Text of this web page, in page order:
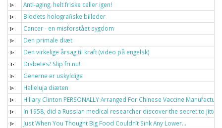
Anti-aging, helt friske celler igen!
Blodets holografiske billeder
Cancer - en misforstået sygdom
Den primale diæt
Den virkelige årsag til kraft (video på engelsk)
Diabetes? Slip fri nu!
Generne er uskyldige
Halleluja diæten
Hillary Clinton PERSONALLY Arranged For Chinese Vaccine
In 1958, did a Russian medical researcher discover the secret to jitter-
Just When You Thought Big Food Couldn’t Sink Any Lower…